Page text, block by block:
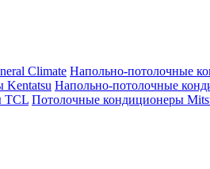
Climate Напольно-потолочные
Kentatsu Напольно-потолочные
TCL Потолочные кондиционеры